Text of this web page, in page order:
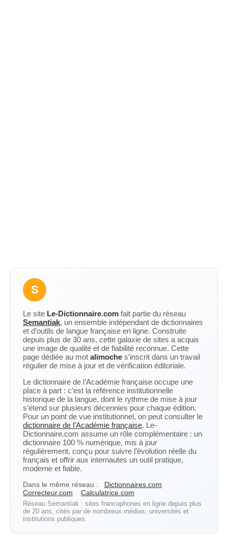
S
Le site Le-Dictionnaire.com fait partie du réseau
Semantiak, un ensemble indépendant de dictionnaires
et d’outils de langue française en ligne. Construite
depuis plus de 30 ans, cette galaxie de sites a acquis
une image de qualité et de fiabilité reconnue. Cette
page dédiée au mot alimoche s’inscrit dans un travail
régulier de mise à jour et de vérification éditoriale.
Le dictionnaire de l’Académie française occupe une
place à part : c’est la référence institutionnelle
historique de la langue, dont le rythme de mise à jour
s’étend sur plusieurs décennies pour chaque édition.
Pour un point de vue institutionnel, on peut consulter le
dictionnaire de l’Académie française. Le-
Dictionnaire.com assume un rôle complémentaire : un
dictionnaire 100 % numérique, mis à jour
régulièrement, conçu pour suivre l’évolution réelle du
français et offrir aux internautes un outil pratique,
moderne et fiable.
Dans le même réseau :
Dictionnaires.com
Correcteur.com
Calculatrice.com
Réseau Semantiak : sites francophones en ligne depuis plus
de 20 ans, cités par de nombreux médias, universités et
institutions publiques.